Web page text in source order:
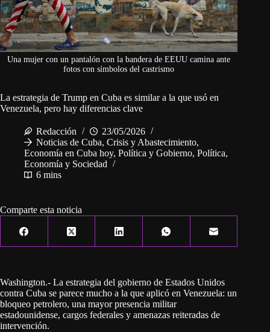
Una mujer con un pantalón con la bandera de EEUU camina ante
fotos con símbolos del castrismo
La estrategia de Trump en Cuba es similar a la que usó en
Venezuela, pero hay diferencias clave
Redacción
23/05/2026
Noticias de Cuba, Crisis y Abastecimiento,
Economía en Cuba hoy, Política y Gobierno, Política,
Economía y Sociedad
6 mins
Comparte esta noticia
Washington.- La estrategia del gobierno de Estados Unidos
contra Cuba se parece mucho a la que aplicó en Venezuela: un
bloqueo petrolero, una mayor presencia militar
estadounidense, cargos federales y amenazas reiteradas de
intervención.